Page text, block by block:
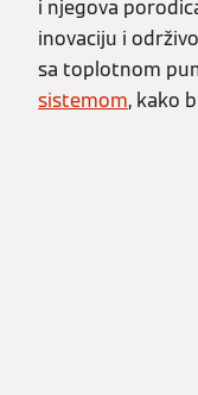
i njegova
inovaciju i
sa toplotnom
sistemom, kako